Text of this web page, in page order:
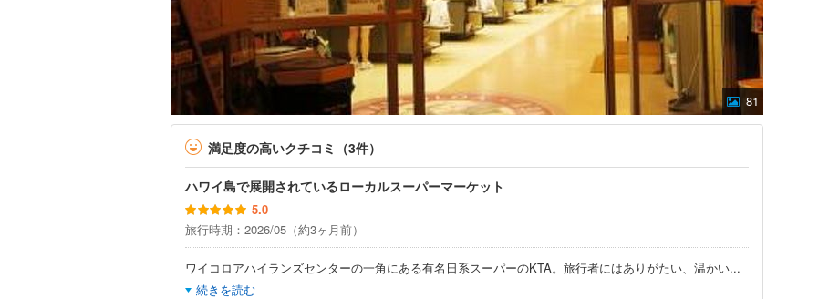
81
満足度の高いクチコミ（3件）
ハワイ島で展開されているローカルスーパーマーケット
5.0
旅行時期：2026/05（約3ヶ月前）
ワイコロアハイランズセンターの一角にある有名日系スーパーのKTA。旅行者にはありがたい、温かい...
続きを読む